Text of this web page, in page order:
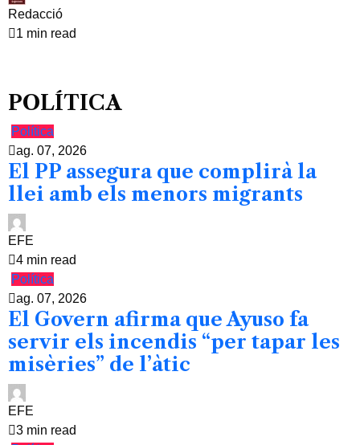
Redacció
1 min read
POLÍTICA
Política
ag. 07, 2026
El PP assegura que complirà la
llei amb els menors migrants
EFE
4 min read
Política
ag. 07, 2026
El Govern afirma que Ayuso fa
servir els incendis “per tapar les
misèries” de l’àtic
EFE
3 min read